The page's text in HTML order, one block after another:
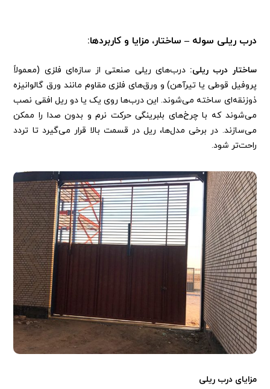
درب ریلی سوله – ساختار، مزایا و کاربردها:
ساختار درب ریلی:درب‌های ریلی صنعتی از سازه‌ای فلزی (معمولاً
پروفیل قوطی یا تیرآهن) و ورق‌های فلزی مقاوم مانند ورق گالوانیزه
ذوزنقه‌ای ساخته می‌شوند. این درب‌ها روی یک یا دو ریل افقی نصب
می‌شوند که با چرخ‌های بلبرینگی حرکت نرم و بدون صدا را ممکن
می‌سازند. در برخی مدل‌ها، ریل در قسمت بالا قرار می‌گیرد تا تردد
راحت‌تر شود.
مزایای درب ریلی